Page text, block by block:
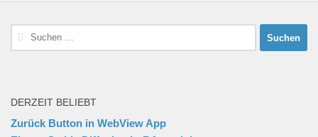
Suchen
nach:
DERZEIT BELIEBT
Zurück Button in WebView App